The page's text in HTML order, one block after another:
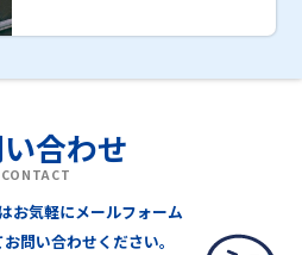
合わせ
CONTACT
お気軽にメールフォーム
問い合わせください。